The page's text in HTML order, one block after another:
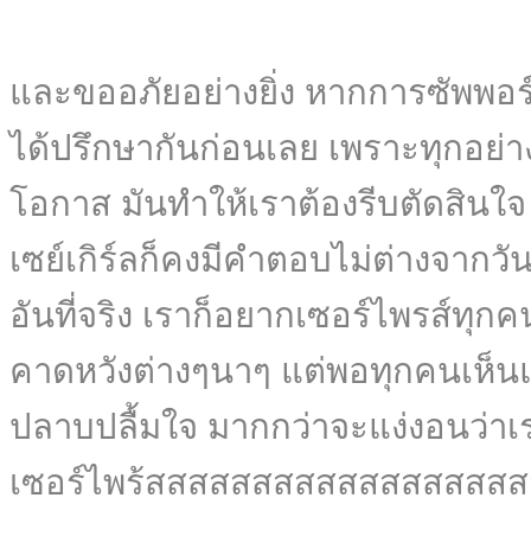
และขออภัยอย่างยิ่ง หากการซัพพอ
ได้ปรึกษากันก่อนเลย เพราะทุกอย่
โอกาส มันทำให้เราต้องรีบตัดสินใ
เซย์เกิร์ลก็คงมีคำตอบไม่ต่างจาก
อันที่จริง เราก็อยากเซอร์ไพรส์ทุก
คาดหวังต่างๆนาๆ แต่พอทุกคนเห็
ปลาบปลื้มใจ มากกว่าจะแง่งอนว่า
เซอร์ไพร้สสสสสสสสสสสสสสสสส